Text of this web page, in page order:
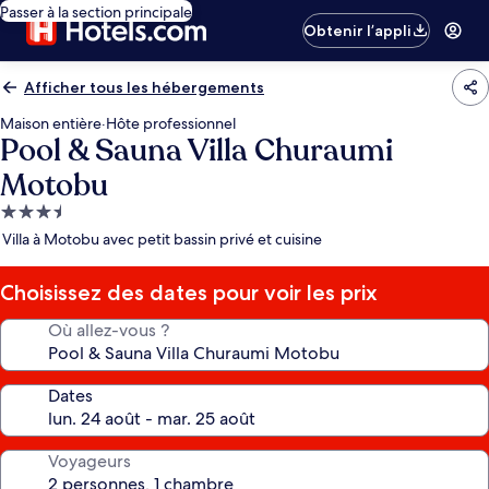
Passer à la section principale
Obtenir l’appli
Afficher tous les hébergements
Maison entière·Hôte professionnel
Pool & Sauna Villa Churaumi
Motobu
Hébergement
3.5 étoiles
Villa à Motobu avec petit bassin privé et cuisine
Choisissez des dates pour voir les prix
Où allez-vous ?
Dates
Voyageurs